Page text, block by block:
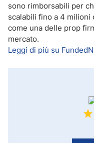
sono rimborsabili per
scalabili fino a 4 milioni
come una delle prop
mercato.
Leggi di più su